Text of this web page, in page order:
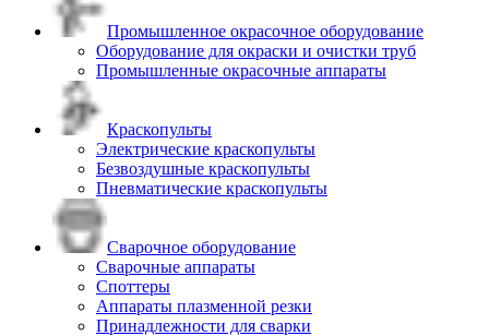
Промышленное окрасочное оборудование
Оборудование для окраски и очистки труб
Промышленные окрасочные аппараты
Краскопульты
Электрические краскопульты
Безвоздушные краскопульты
Пневматические краскопульты
Сварочное оборудование
Сварочные аппараты
Споттеры
Аппараты плазменной резки
Принадлежности для сварки